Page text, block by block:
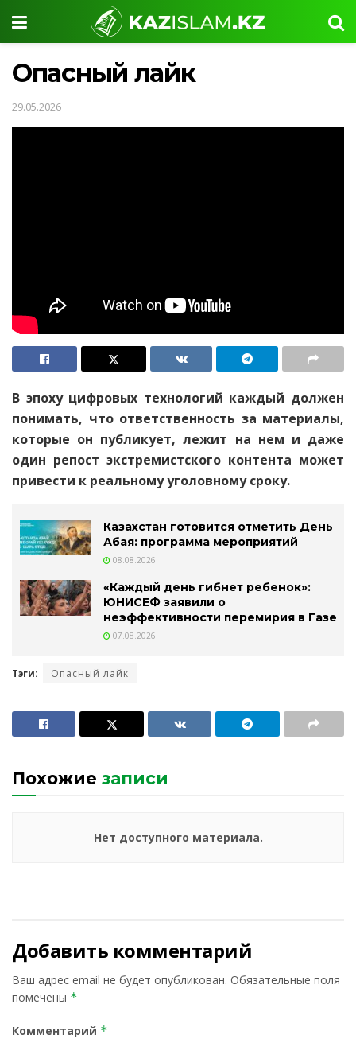
Опасный лайк
29.05.2026
В эпоху цифровых технологий каждый должен
понимать, что ответственность за материалы,
которые он публикует, лежит на нем и даже
один репост экстремистского контента может
привести к реальному уголовному сроку.
Казахстан готовится отметить День
Абая: программа мероприятий
08.08.2026
«Каждый день гибнет ребенок»:
ЮНИСЕФ заявили о
неэффективности перемирия в Газе
07.08.2026
Тэги: Опасный лайк
Похожие записи
Нет доступного материала.
Добавить комментарий
Ваш адрес email не будет опубликован. Обязательные поля
помечены *
Комментарий *